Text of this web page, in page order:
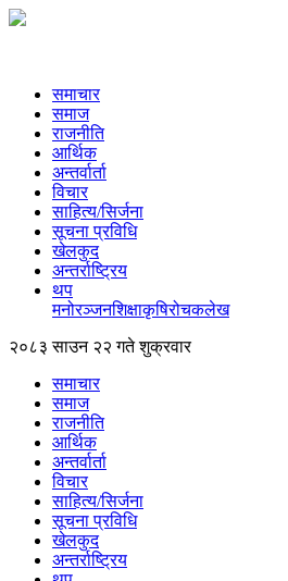
समाचार
समाज
राजनीति
आर्थिक
अन्तर्वार्ता
विचार
साहित्य/सिर्जना
सूचना प्रविधि
खेलकुद
अन्तर्राष्ट्रिय
थप
मनोरञ्‍जनशिक्षाकृषिरोचकलेख
२०८३ साउन २२ गते शुक्रवार
समाचार
समाज
राजनीति
आर्थिक
अन्तर्वार्ता
विचार
साहित्य/सिर्जना
सूचना प्रविधि
खेलकुद
अन्तर्राष्ट्रिय